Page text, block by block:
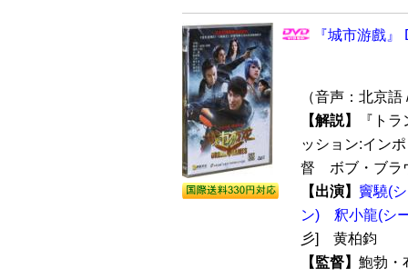
『城市游戲
（音声：北京
【解説】
『ト
ッション:イン
督 ボブ・ブ
【出演】 竇驍(
ン)
釈小龍(シ
彡] 黄柏鈞
【監督】 鮑勃